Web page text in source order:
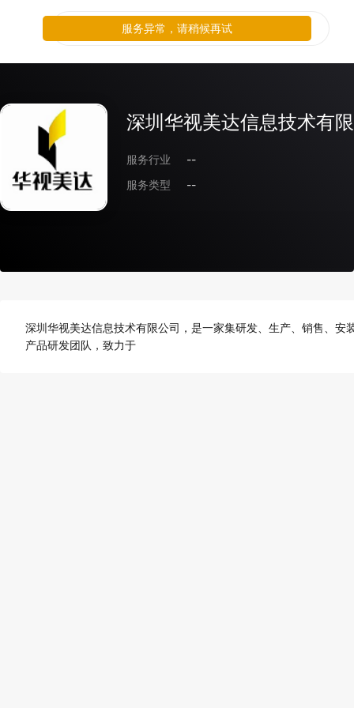
深圳华视美达信息技术有
服务行业
--
服务类型
--
深圳华视美达信息技术有限公司，是一家集研发、生产、销售、
产品研发团队，致力于
服务异常，请稍候再试